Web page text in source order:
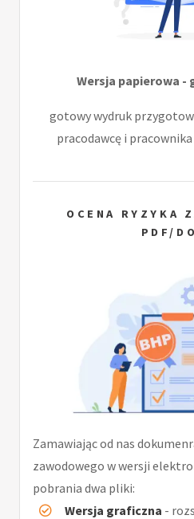
Wersja papierowa -
gotowy wydruk
pracodawcę i
OCENA RYZYKA
PDF/
Zamawiając od nas
zawodowego w wersji
pobrania dwa pliki:
Wersja graficzna -